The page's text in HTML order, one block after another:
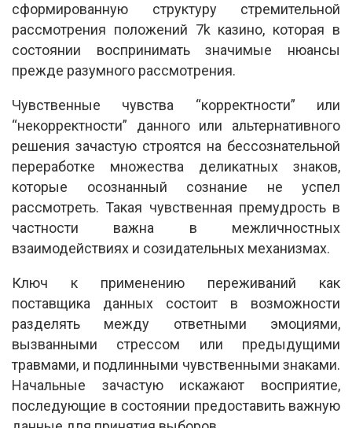
сформированную структуру стремительной
рассмотрения положений 7k казино, которая в
состоянии воспринимать значимые нюансы
прежде разумного рассмотрения.
Чувственные чувства “корректности” или
“некорректности” данного или альтернативного
решения зачастую строятся на бессознательной
переработке множества деликатных знаков,
которые осознанный сознание не успел
рассмотреть. Такая чувственная премудрость в
частности важна в межличностных
взаимодействиях и созидательных механизмах.
Ключ к применению переживаний как
поставщика данных состоит в возможности
разделять между ответными эмоциями,
вызванными стрессом или предыдущими
травмами, и подлинными чувственными знаками.
Начальные зачастую искажают восприятие,
последующие в состоянии предоставить важную